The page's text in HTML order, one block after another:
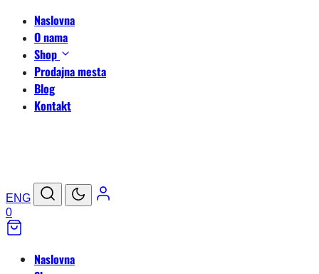
Naslovna
O nama
Shop
Prodajna mesta
Blog
Kontakt
ENG
0
Naslovna